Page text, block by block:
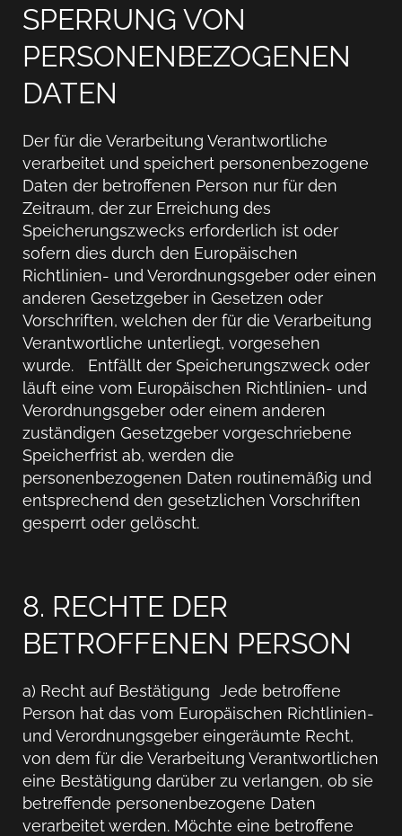
SPERRUNG VON
PERSONENBEZOGENEN
DATEN
Der für die Verarbeitung Verantwortliche
verarbeitet und speichert personenbezogene
Daten der betroffenen Person nur für den
Zeitraum, der zur Erreichung des
Speicherungszwecks erforderlich ist oder
sofern dies durch den Europäischen
Richtlinien- und Verordnungsgeber oder einen
anderen Gesetzgeber in Gesetzen oder
Vorschriften, welchen der für die Verarbeitung
Verantwortliche unterliegt, vorgesehen
wurde. Entfällt der Speicherungszweck oder
läuft eine vom Europäischen Richtlinien- und
Verordnungsgeber oder einem anderen
zuständigen Gesetzgeber vorgeschriebene
Speicherfrist ab, werden die
personenbezogenen Daten routinemäßig und
entsprechend den gesetzlichen Vorschriften
gesperrt oder gelöscht.
8. RECHTE DER
BETROFFENEN PERSON
a) Recht auf Bestätigung Jede betroffene
Person hat das vom Europäischen Richtlinien-
und Verordnungsgeber eingeräumte Recht,
von dem für die Verarbeitung Verantwortlichen
eine Bestätigung darüber zu verlangen, ob sie
betreffende personenbezogene Daten
verarbeitet werden. Möchte eine betroffene